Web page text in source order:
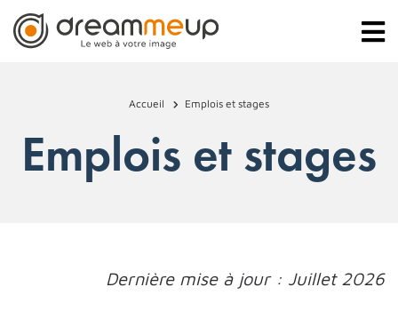
Accueil Emplois et stages
Emplois et stages
Dernière mise à jour : Juillet 2026